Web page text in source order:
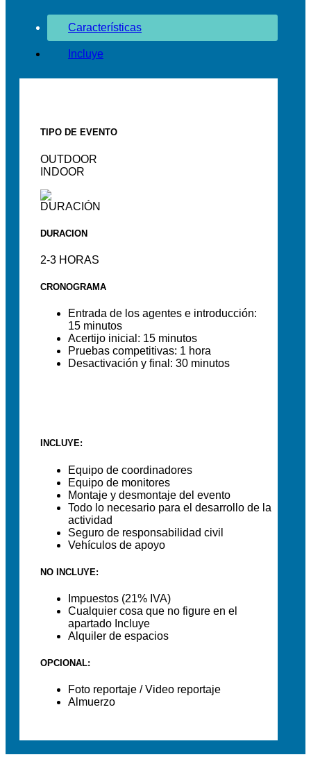
Características
Incluye
TIPO DE EVENTO
OUTDOOR
INDOOR
DURACION
2-3 HORAS
CRONOGRAMA
Entrada de los agentes e introducción:
15 minutos
Acertijo inicial: 15 minutos
Pruebas competitivas: 1 hora
Desactivación y final: 30 minutos
INCLUYE:
Equipo de coordinadores
Equipo de monitores
Montaje y desmontaje del evento
Todo lo necesario para el desarrollo de la
actividad
Seguro de responsabilidad civil
Vehículos de apoyo
NO INCLUYE:
Impuestos (21% IVA)
Cualquier cosa que no figure en el
apartado Incluye
Alquiler de espacios
OPCIONAL:
Foto reportaje / Video reportaje
Almuerzo